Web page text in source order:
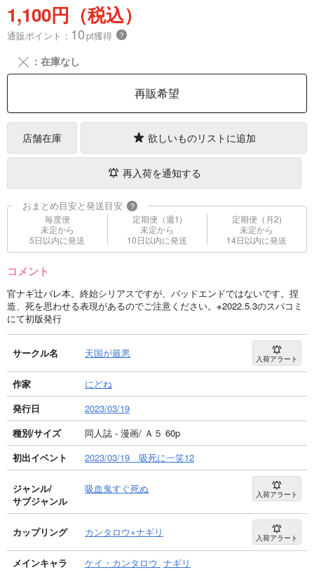
1,100円（税込）
通販ポイント： 10pt獲得 ？
╳ ：在庫なし
再販希望
店舗在庫 欲しいものリストに追加
再入荷を通知する
おまとめ目安と発送目安 ?
毎度便
未定から
5日以内に発送
定期便（週1)
未定から
10日以内に発送
定期便（月2)
未定から
14日以内に発送
コメント
官ナギ辻バレ本。終始シリアスですが、バッドエンドではないです。捏
造、死を思わせる表現があるのでご注意ください。※2022.5.3のスパコミ
にて初版発行
サークル名 天国が最悪 入荷アラート
作家
にどね
発行日
2023/03/19
種別/サイズ
同人誌 - 漫画/ Ａ５ 60p
初出イベント
2023/03/19 吸死に一笑12
ジャンル/
サブジャンル
吸血鬼すぐ死ぬ 入荷アラート
カップリング カンタロウ×ナギリ 入荷アラート
メインキャラ ケイ・カンタロウ ナギリ